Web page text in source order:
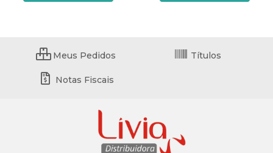
Meus Pedidos Títulos
Notas Fiscais